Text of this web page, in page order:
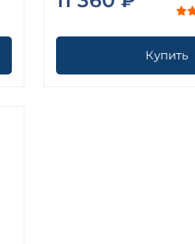
Купить